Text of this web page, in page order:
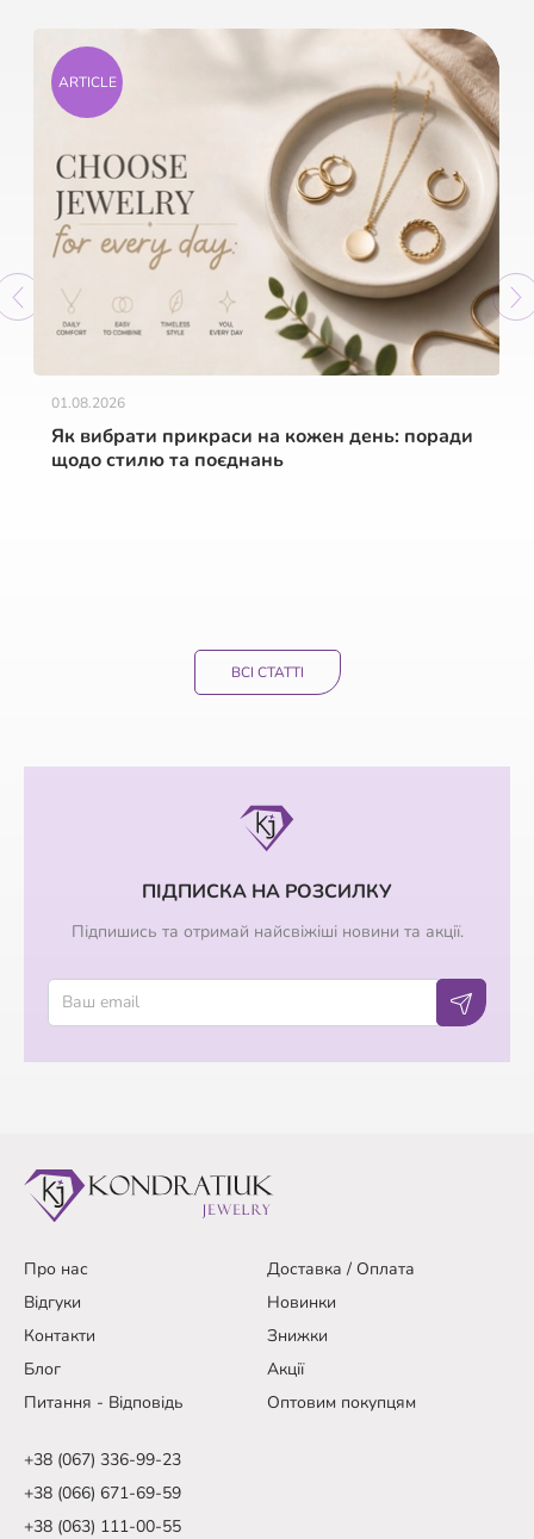
ARTICLE
01.08.2026
Як вибрати прикраси на кожен день: поради
щодо стилю та поєднань
ВСІ СТАТТІ
ПІДПИСКА НА РОЗСИЛКУ
Підпишись та отримай найсвіжіші новини та акції.
Про нас
Доставка / Оплата
Відгуки
Новинки
Контакти
Знижки
Блог
Акції
Питання - Відповідь
Оптовим покупцям
+38 (067) 336-99-23
+38 (066) 671-69-59
+38 (063) 111-00-55